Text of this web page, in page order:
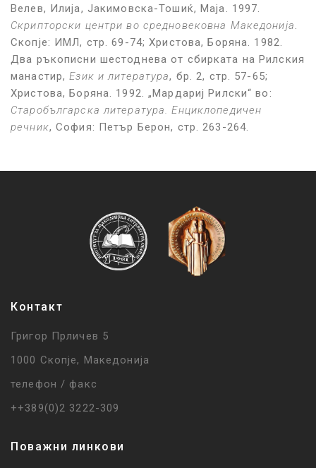
Велев, Илија, Јакимовска-Тошиќ, Маја. 1997.
Скрипторски центри во средновековна Македонија
Скопје: ИМЛ, стр. 69-74; Христова, Боряна. 1982.
Два ръкописни шестоднева от сбирката на Рилския
манастир,Език и литература, бр. 2, стр. 57-65;
Христова, Боряна. 1992. „Мардариј Рилски“ во:
Старобългарска литература. Енциклопедичен
речник, София: Петър Берон, стр. 263-264.
Контакт
Григор Прличев 5
1000 Скопје, Македонија
телефон / факс
++389(0)2 3222-309
Поважни линкови